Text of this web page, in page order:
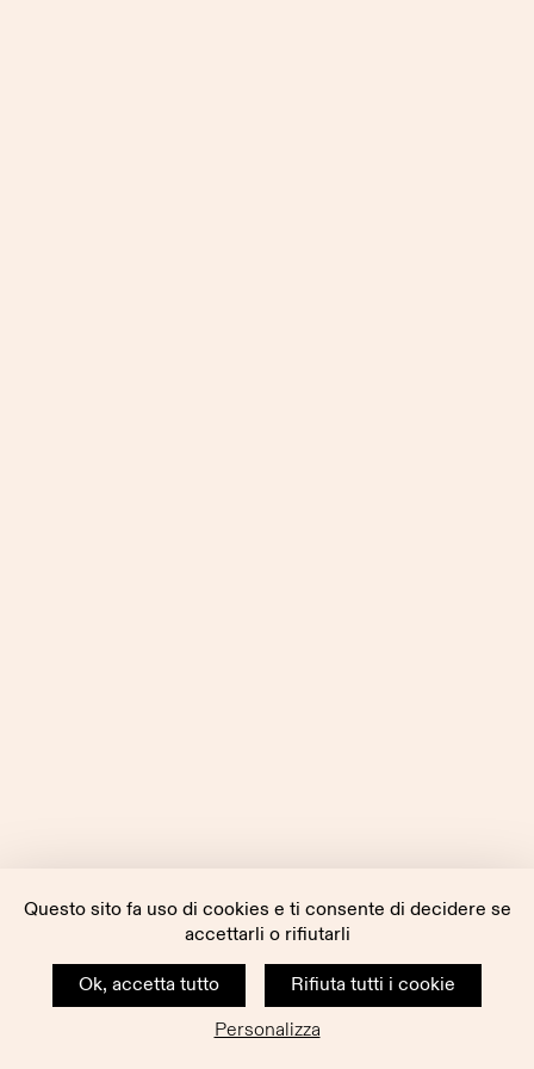
Questo sito fa uso di cookies e ti consente di decidere se
accettarli o rifiutarli
Ok, accetta tutto
Rifiuta tutti i cookie
Personalizza